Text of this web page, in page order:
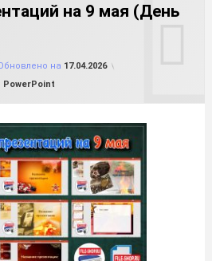
на 9 мая (День
на 17.04.2026